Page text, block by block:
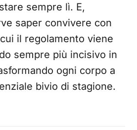
sempre lì. E,
saper convivere con
il regolamento viene
sempre più incisivo in
ogni corpo a
bivio di stagione.